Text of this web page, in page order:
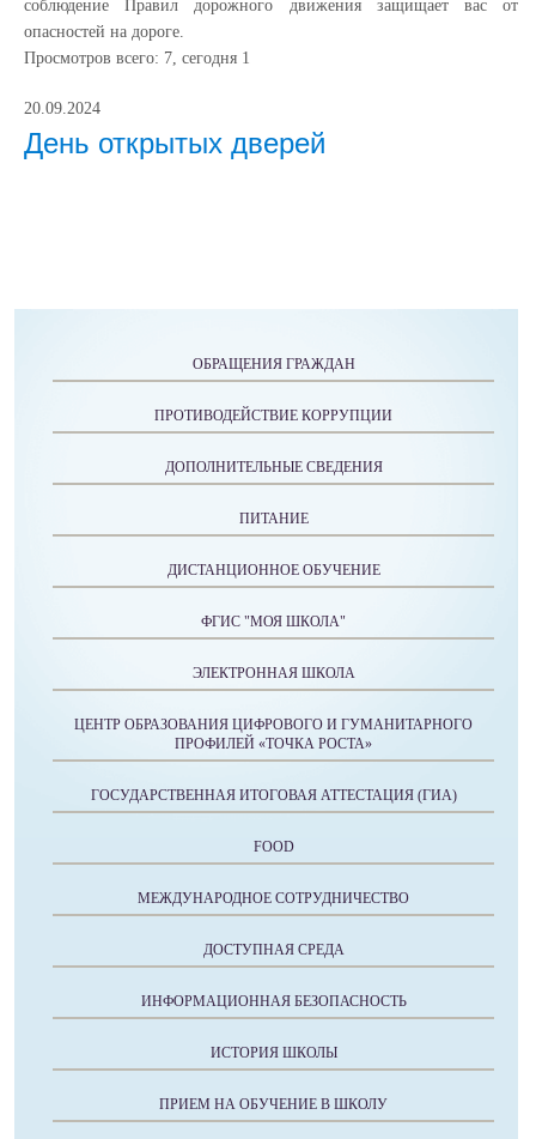
соблюдение Правил дорожного движения защищает вас от
опасностей на дороге.
Просмотров всего: 7, сегодня 1
20.09.2024
День открытых дверей
ОБРАЩЕНИЯ ГРАЖДАН
ПРОТИВОДЕЙСТВИЕ КОРРУПЦИИ
ДОПОЛНИТЕЛЬНЫЕ СВЕДЕНИЯ
ПИТАНИЕ
ДИСТАНЦИОННОЕ ОБУЧЕНИЕ
ФГИС "МОЯ ШКОЛА"
ЭЛЕКТРОННАЯ ШКОЛА
ЦЕНТР ОБРАЗОВАНИЯ ЦИФРОВОГО И ГУМАНИТАРНОГО
ПРОФИЛЕЙ «ТОЧКА РОСТА»
ГОСУДАРСТВЕННАЯ ИТОГОВАЯ АТТЕСТАЦИЯ (ГИА)
FOOD
МЕЖДУНАРОДНОЕ СОТРУДНИЧЕСТВО
ДОСТУПНАЯ СРЕДА
ИНФОРМАЦИОННАЯ БЕЗОПАСНОСТЬ
ИСТОРИЯ ШКОЛЫ
ПРИЕМ НА ОБУЧЕНИЕ В ШКОЛУ